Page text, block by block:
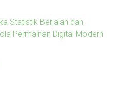
Statistik Berjalan dan
Permainan Digital Modern